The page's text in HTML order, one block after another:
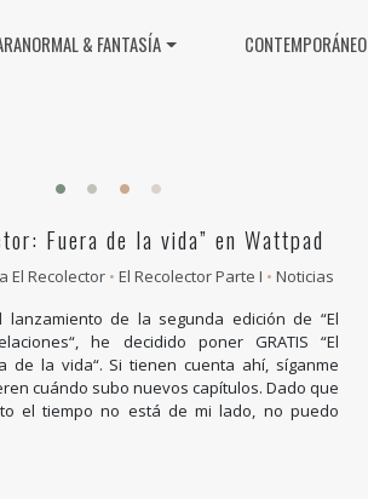
& FANTASÍA CONTEMPORÁNEO
Fuera de la vida” en Wattpad
El Recolector • El Recolector Parte I • Noticias
lanzamiento de la segunda edición de “El
he decidido poner GRATIS “El
de la vida“. Si tienen cuenta ahí, síganme
cuándo subo nuevos capítulos. Dado que
el tiempo no está de mi lado, no puedo